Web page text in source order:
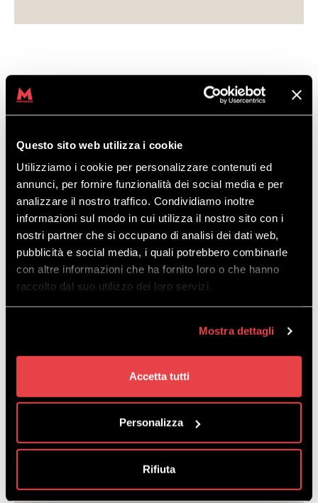
Questo sito web utilizza i cookie
Utilizziamo i cookie per personalizzare contenuti ed
annunci, per fornire funzionalità dei social media e per
analizzare il nostro traffico. Condividiamo inoltre
informazioni sul modo in cui utilizza il nostro sito con i
nostri partner che si occupano di analisi dei dati web,
pubblicità e social media, i quali potrebbero combinarle
con altre informazioni che ha fornito loro o che hanno
raccolto dal suo utilizzo dei loro servizi.
Mostra dettagli
Accetta tutti
Personalizza
Rifiuta
OTO CO
MOŻEMY CI
ZAOFEROWAĆ!
przypadku dedykowanych ewentów w ski
w naszych schroniskach, do których
zimą;
możliwość zorganizowania kolacji lub
transportem ratrakiem;
darmowy kryty parking dla busów